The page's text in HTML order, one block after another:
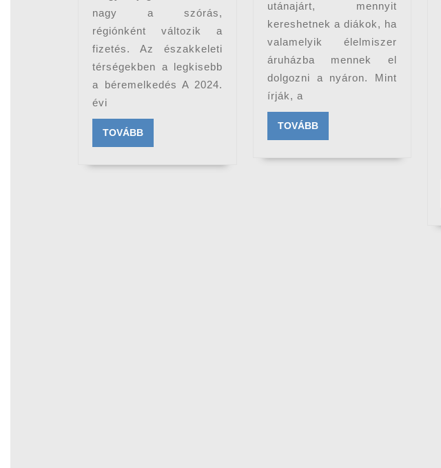
nagy a szórás,
régiónként változik a
fizetés. Az északkeleti
térségekben a legkisebb
a béremelkedés A 2024.
évi
TOVÁBBTOVÁBB
utánajárt, mennyit
kereshetnek a diákok, ha
valamelyik élelmiszer
áruházba mennek el
dolgozni a nyáron. Mint
írják, a
TOVÁBBTOVÁBB